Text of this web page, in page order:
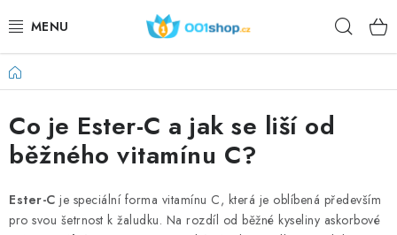
do
DOPLŇKY STRAVY
KOSMETYKI
SPORT
ARTYKUŁY SPOŻYWCZE
Home
Co je Ester-C a jak se liší od
běžného vitamínu C?
Ester-C je speciální forma vitamínu C, která je oblíbená především
pro svou šetrnost k žaludku. Na rozdíl od běžné kyseliny askorbové